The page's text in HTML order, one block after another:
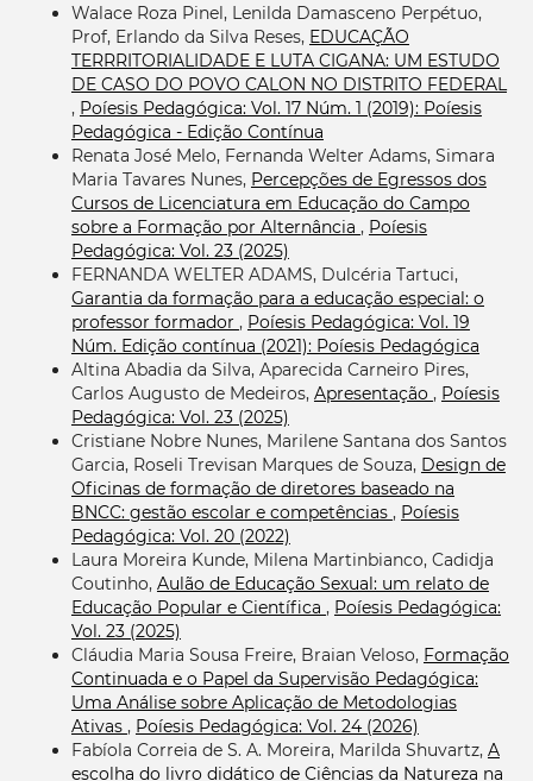
Walace Roza Pinel, Lenilda Damasceno Perpétuo,
Prof, Erlando da Silva Reses, EDUCAÇÃO
TERRRITORIALIDADE E LUTA CIGANA: UM ESTUDO
DE CASO DO POVO CALON NO DISTRITO FEDERAL
, Poíesis Pedagógica: Vol. 17 Núm. 1 (2019): Poíesis
Pedagógica - Edição Contínua
Renata José Melo, Fernanda Welter Adams, Simara
Maria Tavares Nunes, Percepções de Egressos dos
Cursos de Licenciatura em Educação do Campo
sobre a Formação por Alternância , Poíesis
Pedagógica: Vol. 23 (2025)
FERNANDA WELTER ADAMS, Dulcéria Tartuci,
Garantia da formação para a educação especial: o
professor formador , Poíesis Pedagógica: Vol. 19
Núm. Edição contínua (2021): Poíesis Pedagógica
Altina Abadia da Silva, Aparecida Carneiro Pires,
Carlos Augusto de Medeiros, Apresentação , Poíesis
Pedagógica: Vol. 23 (2025)
Cristiane Nobre Nunes, Marilene Santana dos Santos
Garcia, Roseli Trevisan Marques de Souza, Design de
Oficinas de formação de diretores baseado na
BNCC: gestão escolar e competências , Poíesis
Pedagógica: Vol. 20 (2022)
Laura Moreira Kunde, Milena Martinbianco, Cadidja
Coutinho, Aulão de Educação Sexual: um relato de
Educação Popular e Científica , Poíesis Pedagógica:
Vol. 23 (2025)
Cláudia Maria Sousa Freire, Braian Veloso, Formação
Continuada e o Papel da Supervisão Pedagógica:
Uma Análise sobre Aplicação de Metodologias
Ativas , Poíesis Pedagógica: Vol. 24 (2026)
Fabíola Correia de S. A. Moreira, Marilda Shuvartz, A
escolha do livro didático de Ciências da Natureza na